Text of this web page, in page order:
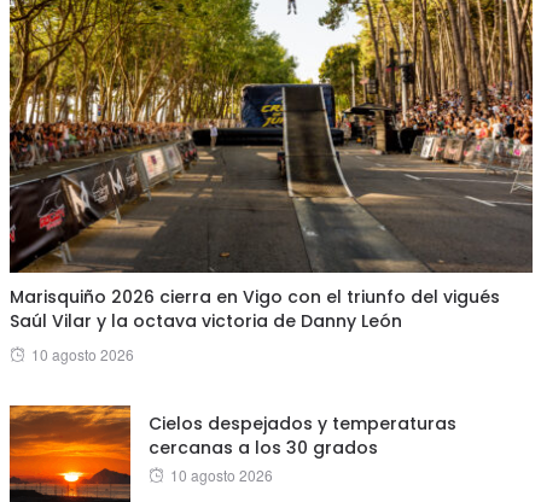
Marisquiño 2026 cierra en Vigo con el triunfo del vigués
Saúl Vilar y la octava victoria de Danny León
Posted
10 agosto 2026
Cielos despejados y temperaturas
cercanas a los 30 grados
Posted
10 agosto 2026